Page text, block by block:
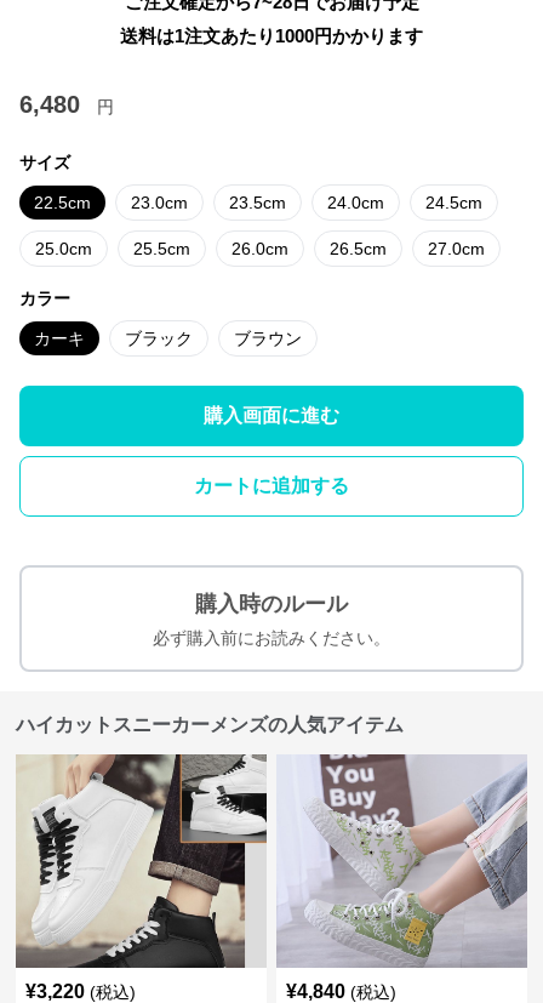
送料は1注文あたり 1000円かかります
6,480 円
サイズ
22.5cm 23.0cm 23.5cm 24.0cm 24.5cm
25.0cm 25.5cm 26.0cm 26.5cm 27.0cm
カラー
カーキ ブラック ブラウン
購入画面に進む
カートに追加する
購入時のルール
必ず購入前にお読みください。
ハイカットスニーカーメンズの人気アイテム
¥3,220 (税込) ¥4,840 (税込)